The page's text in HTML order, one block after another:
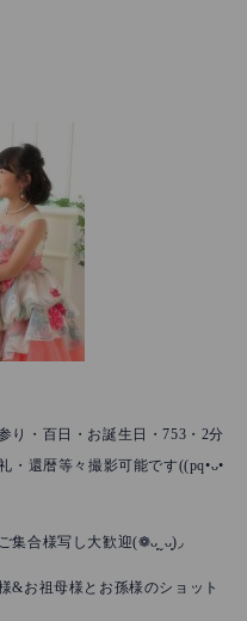
り・百日・お誕生日・ 753 ・ 2分
・還暦等々撮影可能です((pq•ᴗ•
集合様写し大歓迎(❁ᴗ͈ˬᴗ͈)◞
&お祖母様とお孫様のショット